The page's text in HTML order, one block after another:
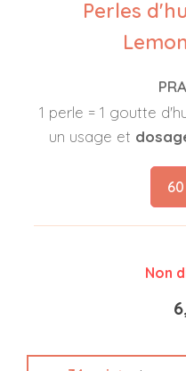
Perles
1 perle = 1 goutte
un usage et
Non